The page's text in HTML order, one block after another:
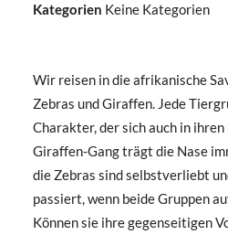
Kategorien Keine Kategorien
Wir reisen in die afrikanische
Zebras und Giraffen. Jede
Charakter, der sich auch in
Giraffen-Gang trägt die Nase
die Zebras sind selbstverliebt
passiert, wenn beide Gruppen
Können sie ihre gegenseitigen